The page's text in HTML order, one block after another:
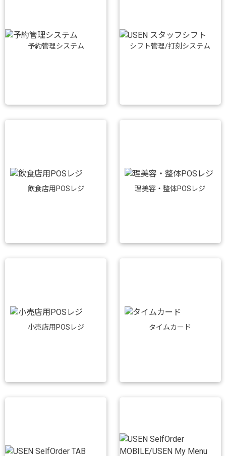
予約管理システム シフト管理/打刻システム
飲食店用POSレジ 理美容・整体POSレジ
小売店用POSレジ タイムカード